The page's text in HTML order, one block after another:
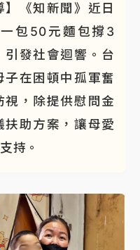
】《知新聞》近日
包50元麵包撐3
發社會迴響。台
在困頓中孤軍奮
，除提供慰問金
助方案，讓母愛
持。